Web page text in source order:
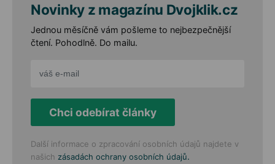
Novinky z magazínu Dvojklik.cz
Jednou měsíčně vám pošleme to nejbezpečnější
čtení. Pohodlně. Do mailu.
Chci odebírat články
Další informace o zpracování osobních údajů najdete v
našich zásadách ochrany osobních údajů.